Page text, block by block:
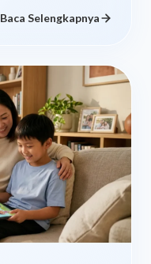
Baca Selengkapnya